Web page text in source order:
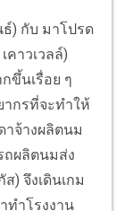
) กับ มาโปรด
าวเวลล์)
ขึ้นเรื่อย ๆ
กรที่จะทำให้
าจ้างผลิตนม
ถผลิตนมส่ง
) จึงเดินเกม
ทำโรงงาน